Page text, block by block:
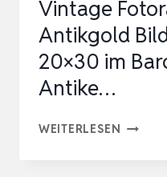
Vintage
Antikgold
20×30 im
Antike…
WEITERLESEN